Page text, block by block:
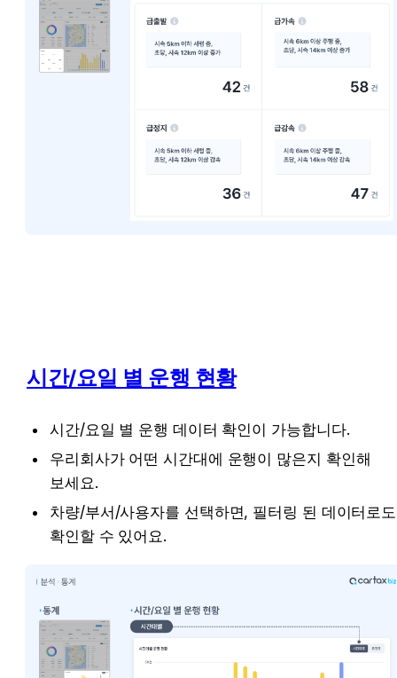
시간/요일 별 운행 현황
시간/요일 별 운행 데이터 확인이 가능합니다.
우리회사가 어떤 시간대에 운행이 많은지 확인해
보세요.
차량/부서/사용자를 선택하면, 필터링 된 데이터로도
확인할 수 있어요.